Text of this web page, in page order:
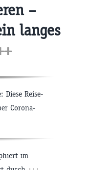
–
langes
Diese Reise­
Corona-
im